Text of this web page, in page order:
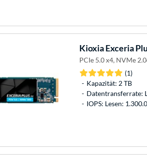
KioxiaExceria
PCIe 5.0 x4, NVMe
(1)
Kapazität: 2 TB
Datentransferrate:
IOPS: Lesen: